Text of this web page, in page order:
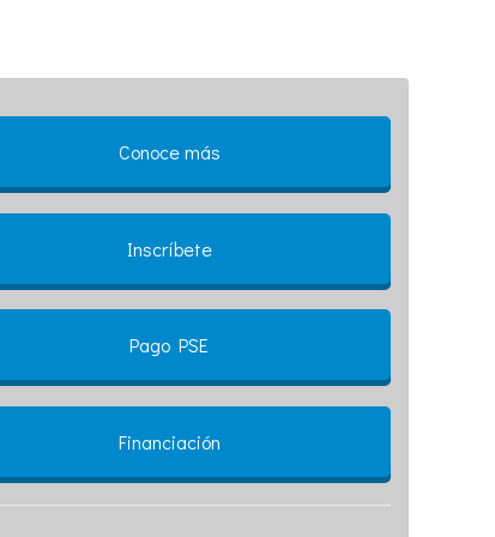
Conoce más
Inscríbete
Pago PSE
Financiación